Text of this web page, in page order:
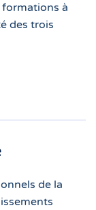
formations à
des trois
de la